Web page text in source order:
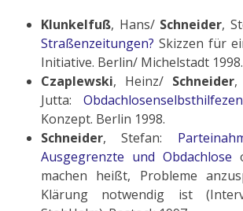
Klunkelfuß, Hans/ Schneider,
Straßenzeitungen? Skizzen für
Initiative. Berlin/ Michelstadt 1998.
Czaplewski, Heinz/ Schneider,
Jutta:
Konzept. Berlin 1998.
Schneider, Stefan:
Ausgegrenzte und Obdachlose
machen heißt, Probleme
Klärung notwendig ist